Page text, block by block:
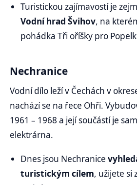
Turistickou zajímavostí je
Vodní hrad Švihov, na
pohádka Tři oříšky pro
Nechranice
Vodní dílo leží v Čechách v
nachází se na řece Ohři.
1961 – 1968 a její součástí je
elektrárna.
Dnes jsou Nechranice
turistickým cílem, užijete si